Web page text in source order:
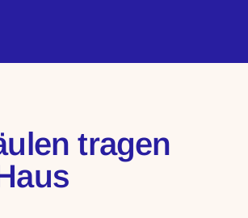
tragen